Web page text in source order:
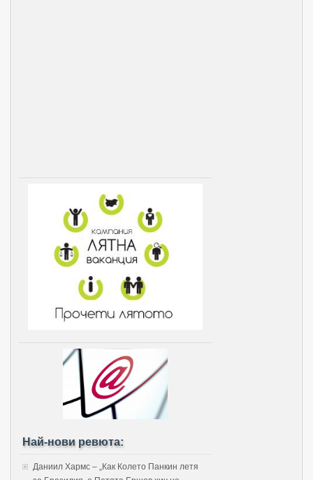
Най-нови ревюта:
Даниил Хармс – „Как Колето Панкин летя